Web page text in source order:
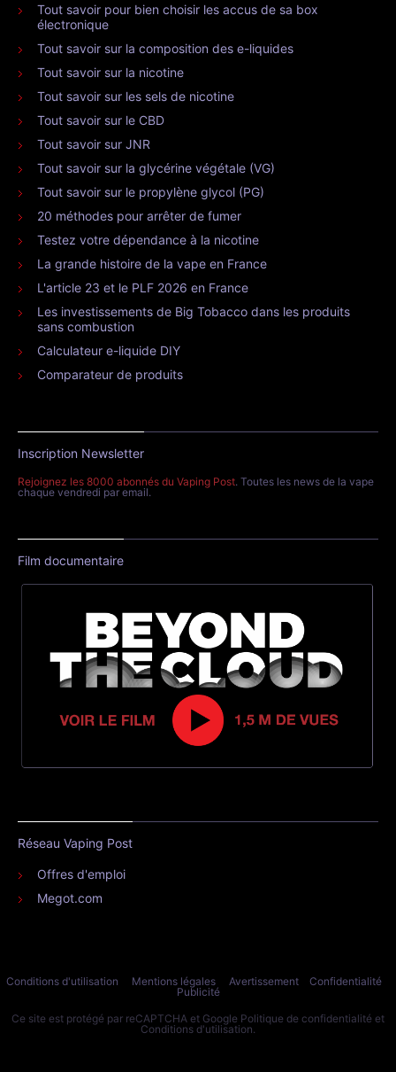
Tout savoir pour bien choisir les accus de sa box
électronique
Tout savoir sur la composition des e-liquides
Tout savoir sur la nicotine
Tout savoir sur les sels de nicotine
Tout savoir sur le CBD
Tout savoir sur JNR
Tout savoir sur la glycérine végétale (VG)
Tout savoir sur le propylène glycol (PG)
20 méthodes pour arrêter de fumer
Testez votre dépendance à la nicotine
La grande histoire de la vape en France
L'article 23 et le PLF 2026 en France
Les investissements de Big Tobacco dans les produits
sans combustion
Calculateur e-liquide DIY
Comparateur de produits
Inscription Newsletter
Rejoignez les 8000 abonnés du Vaping Post. Toutes les news de la vape
chaque vendredi par email.
Film documentaire
Réseau Vaping Post
Offres d'emploi
Megot.com
Conditions d'utilisation Mentions légales Avertissement
Confidentialité
Publicité
Ce site est protégé par reCAPTCHA et Google Politique de confidentialité et
Conditions d'utilisation.